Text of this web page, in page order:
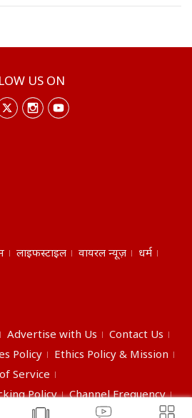
US ON
लाइफस्टाइल वायरल न्यूज़
धर्म
Advertise with Us
Contact Us
Policy
Ethics Policy & Mission
Service
Policy
Channel Frequency